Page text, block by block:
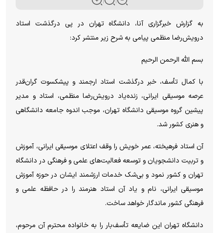
به گزارش خبرگزاری آنا، دانشگاه تهران در پی درگذشت استاد
درویش‌رضا منظمی پیامی به شرح زیر منتشر کرد:
بسم الله الرحمن الرحیم
با کمال تأسف، خبر درگذشت استاد ارجمند و پیشکسوت گران‌قدر
عرصه موسیقی ایرانی، زنده‌یاد درویش‌رضا منظمی، استاد و مدیر
پیشین گروه موسیقی دانشگاه تهران، موجب اندوه جامعه دانشگاهی
و هنری کشور شد.
آن استاد فرهیخته، عمر خویش را وقف اعتلای موسیقی ایرانی، آموزش
و تربیت دانشجویان و توسعه فعالیت‌های علمی و فرهنگی در دانشگاه
تهران و کشور نمود و بی‌شک خدمات ارزشمند ایشان در حوزه آموزش
موسیقی ایرانی، نام و یاد آن استاد هنرمند را در حافظه علمی و
فرهنگی کشور ماندگار خواهد ساخت.
دانشگاه تهران این ضایعه تأسف‌بار را به خانواده محترم آن مرحوم،